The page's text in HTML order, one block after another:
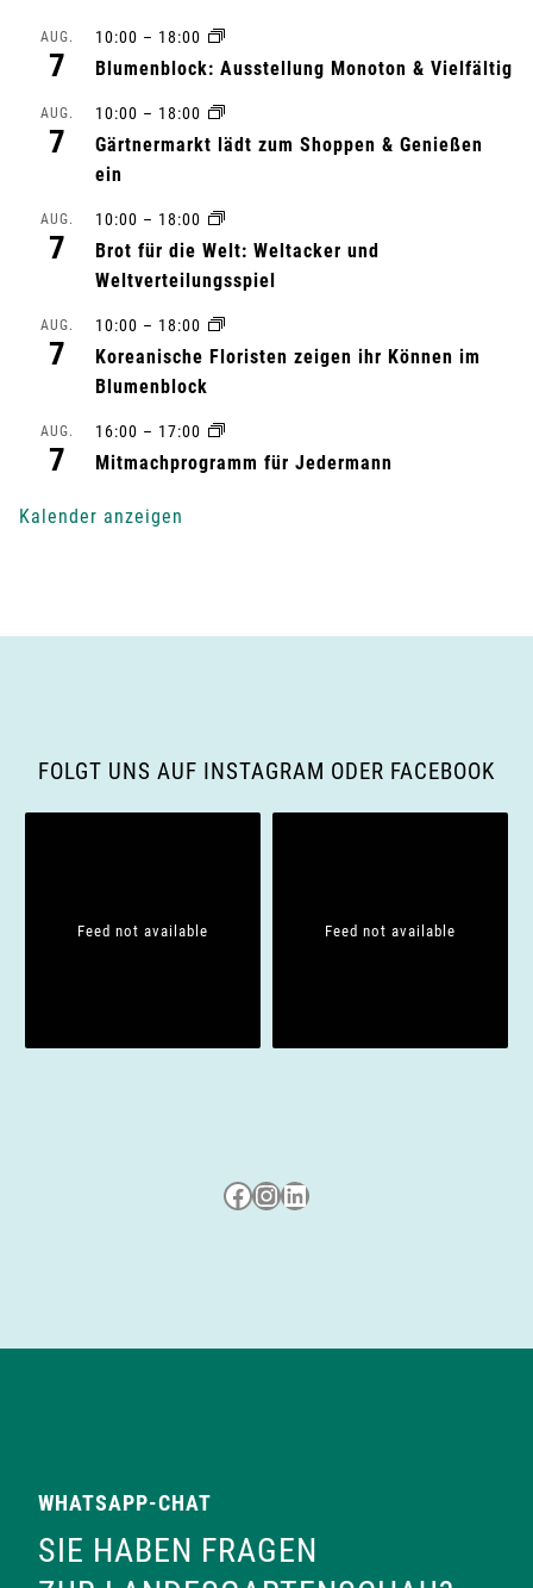
-
a
n
AUG.
7
10:00 – 18:00
Blumenblock: Ausstellung Monoton & Vielfältig
AUG.
7
10:00 – 18:00
Gärtnermarkt lädt zum Shoppen & Genießen
ein
AUG.
7
10:00 – 18:00
Brot für die Welt: Weltacker und
Weltverteilungsspiel
AUG.
7
10:00 – 18:00
Koreanische Floristen zeigen ihr Können im
Blumenblock
AUG.
7
16:00 – 17:00
Mitmachprogramm für Jedermann
Kalender anzeigen
FOLGT UNS AUF INSTAGRAM ODER FACEBOOK
Feed not available Feed not available
Besuche uns auf Facebook
Besuche uns auf Instagram
LinkedIn
WHATSAPP-CHAT
SIE HABEN FRAGEN